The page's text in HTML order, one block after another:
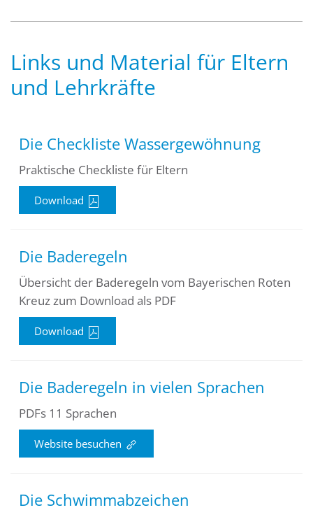
Links und Material für Eltern
und Lehrkräfte
Die Checkliste Wassergewöhnung
Praktische Checkliste für Eltern
Download
Die Baderegeln
Übersicht der Baderegeln vom Bayerischen Roten
Kreuz zum Download als PDF
Download
Die Baderegeln in vielen Sprachen
PDFs 11 Sprachen
Website besuchen
Die Schwimmabzeichen